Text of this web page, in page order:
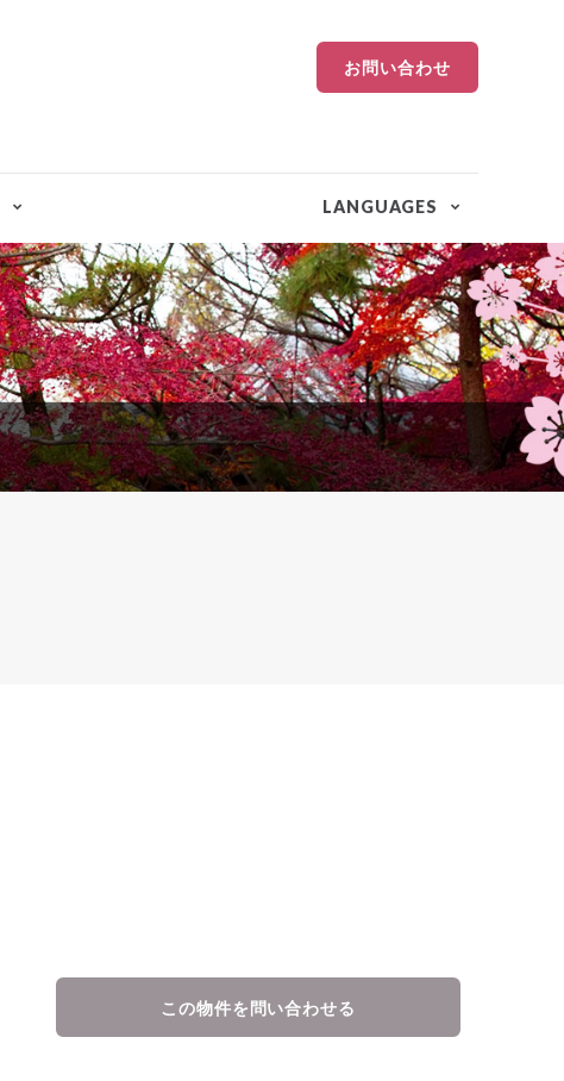
お問い合わせ
LANGUAGES
この物件を問い合わせる